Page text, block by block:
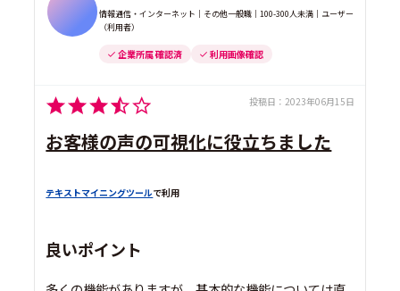
情報通信・インターネット｜その他一般職｜100-300人未満｜ユーザー
（利用者）
企業所属 確認済 利用画像確認
投稿日： 2023年06月15日
お客様の声の可視化に役立ちました
テキストマイニングツールで利用
良いポイント